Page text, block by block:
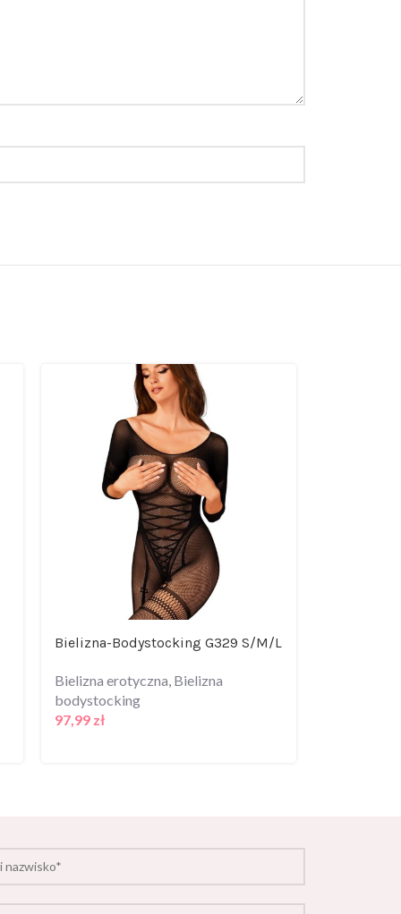
Bielizna-Bodystocking G329 S/M/L
Bielizna erotyczna, Bielizna
bodystocking
97,99 zł